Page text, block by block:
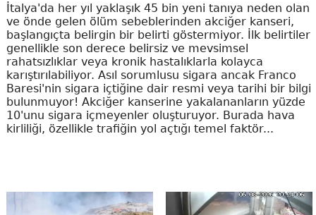
İtalya'da her yıl yaklaşık 45 bin yeni tanıya neden olan
ve önde gelen ölüm sebeblerinden akciğer kanseri,
başlangıçta belirgin bir belirti göstermiyor. İlk belirtiler
genellikle son derece belirsiz ve mevsimsel
rahatsızlıklar veya kronik hastalıklarla kolayca
karıştırılabiliyor. Asıl sorumlusu sigara ancak Franco
Baresi'nin sigara içtiğine dair resmi veya tarihi bir bilgi
bulunmuyor! Akciğer kanserine yakalananların yüzde
10'unu sigara içmeyenler oluşturuyor. Burada hava
kirliliği, özellikle trafiğin yol açtığı temel faktör...